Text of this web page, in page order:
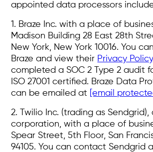
appointed data processors
1. Braze Inc. with a place of
Madison Building 28 East 28th
New York, New York 10016. You
Braze and view their Privacy Policy
completed a SOC 2 Type 2 audit
ISO 27001 certified. Braze Data
can be emailed at
[email
2. Twilio Inc. (trading as
corporation, with a place of
Spear Street, 5th Floor, San
94105. You can contact Sendgrid